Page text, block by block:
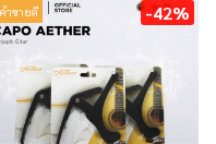
าขายดี -42%